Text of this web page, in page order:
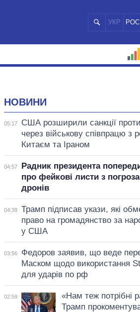
УКР РОС
НОВИНИ
05:17
США розширили санкції
через військову співпрацю з
Китаєм та Іраном
04:57
Радник президента
про фейкові листи з
дронів
04:39
Трамп підписав укази, які
право на громадянство за
у США
03:56
Федоров заявив, що веде
Маском щодо використання
для ударів по рф
02:59
«Нам теж потрібні
Трамп